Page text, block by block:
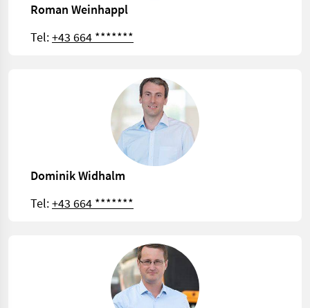
Roman Weinhappl
Tel:+43 664 *******
Dominik Widhalm
Tel:+43 664 *******